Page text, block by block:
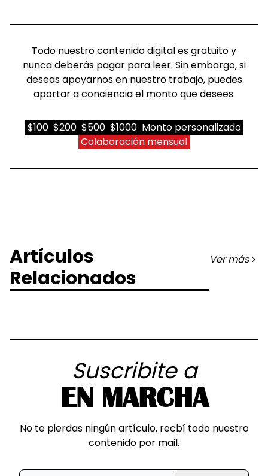
Todo nuestro contenido digital es gratuito y
nunca deberás pagar para leer. Sin embargo, si
deseas apoyarnos en nuestro trabajo, puedes
aportar a conciencia el monto que desees.
$100 $200 $500 $1000 Monto personalizado
Colaboración mensual
Artículos
Relacionados
Ver más
Suscribite a
EN MARCHA
No te pierdas ningún artículo, recbí todo nuestro
contenido por mail.